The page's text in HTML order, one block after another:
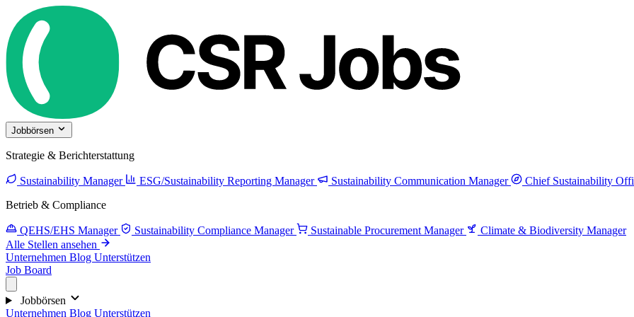
Jobbörsen
Strategie & Berichterstattung
Sustainability Manager ESG/Sustainability Reporting Manager Sustainability Communication Manager
Chief Sustainability
Betrieb & Compliance
QEHS/EHS Manager Sustainability Compliance Manager Sustainable Procurement Manager
Climate & Biodiversity Manager
Alle Stellen ansehen
Unternehmen Blog Unterstützen
Job Board
Jobbörsen
Unternehmen Blog Unterstützen